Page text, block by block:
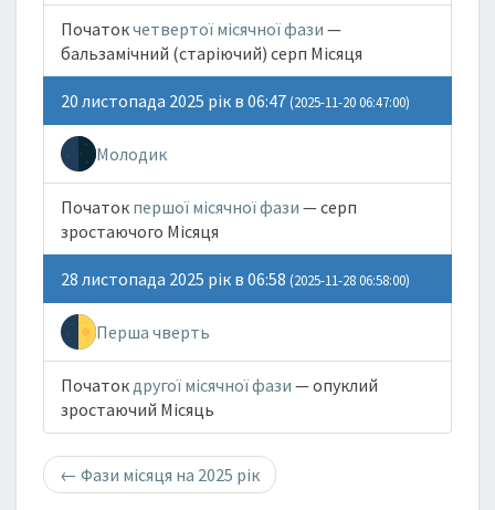
Початокчетвертої місячної фази —
бальзамічний (старіючий) серп Місяця
20 листопада 2025 рік в 06:47 (2025-11-20 06:47:00)
Молодик
Початок першої місячної фази — серп
зростаючого Місяця
28 листопада 2025 рік в 06:58 (2025-11-28 06:58:00)
Перша чверть
Початокдругої місячної фази — опуклий
зростаючий Місяць
← Фази місяця на 2025 рік